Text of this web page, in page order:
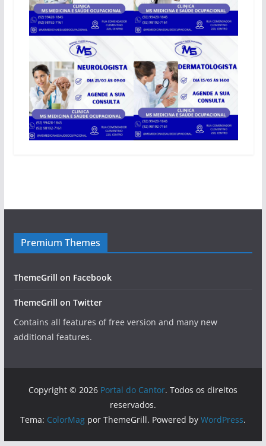
Premium Themes
ThemeGrill on Facebook
ThemeGrill on Twitter
Contains all features of free version and many new
additional features.
Copyright © 2026 Portal do Cantor. Todos os direitos
reservados.
Tema: ColorMagpor ThemeGrill. Powered by WordPress.